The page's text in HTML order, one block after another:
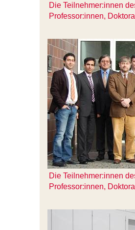
Die Teilnehmer:innen
Professor:innen,
Die Teilnehmer:innen
Professor:innen,